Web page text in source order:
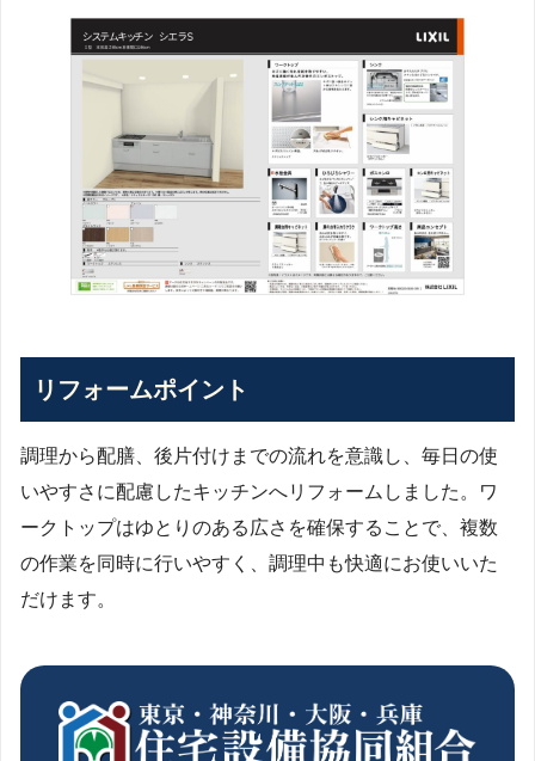
リフォームポイント
調理から配膳、後片付けまでの流れを意識し、毎日の使
いやすさに配慮したキッチンへリフォームしました。ワ
ークトップはゆとりのある広さを確保することで、複数
の作業を同時に行いやすく、調理中も快適にお使いいた
だけます。